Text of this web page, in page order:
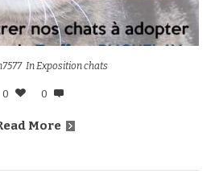
InExposition chats
0 0
More